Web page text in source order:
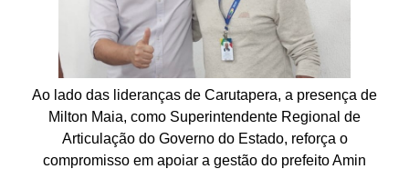
Ao lado das lideranças de Carutapera, a presença de
Milton Maia, como Superintendente Regional de
Articulação do Governo do Estado, reforça o
compromisso em apoiar a gestão do prefeito Amin